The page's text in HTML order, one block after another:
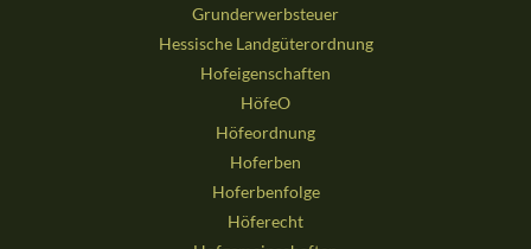
Grunderwerbsteuer
Hessische Landgüterordnung
Hofeigenschaften
HöfeO
Höfeordnung
Hoferben
Hoferbenfolge
Höferecht